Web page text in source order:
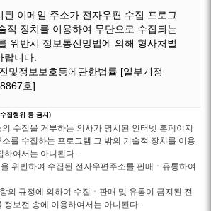
된 이메일 주소가 전자우편 수집 프로그
적 장치를 이용하여 무단으로 수집되는
위반시 정보통신망법에 의해 형사처벌
랍니다.
및정보보호등에관한법률 [일부개정
호]
집행위 등 금지)
수집을 거부하는 의사가 명시된 인터넷 홈페이지
를 수집하는 프로그램 그 밖의 기술적 장치를 이용
하여서는 아니된다.
위반하여 수집된 전자우편주소를 판매ㆍ유통하여
의 규정에 의하여 수집ㆍ판매 및 유통이 금지된 전
정보전 송에 이용하여서는 아니된다.